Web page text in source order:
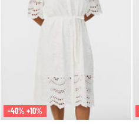
-40% +10%